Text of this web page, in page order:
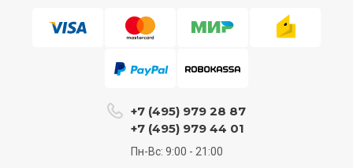
+7 (495) 979 28 87
+7 (495) 979 44 01
Пн-Вс: 9:00 - 21:00